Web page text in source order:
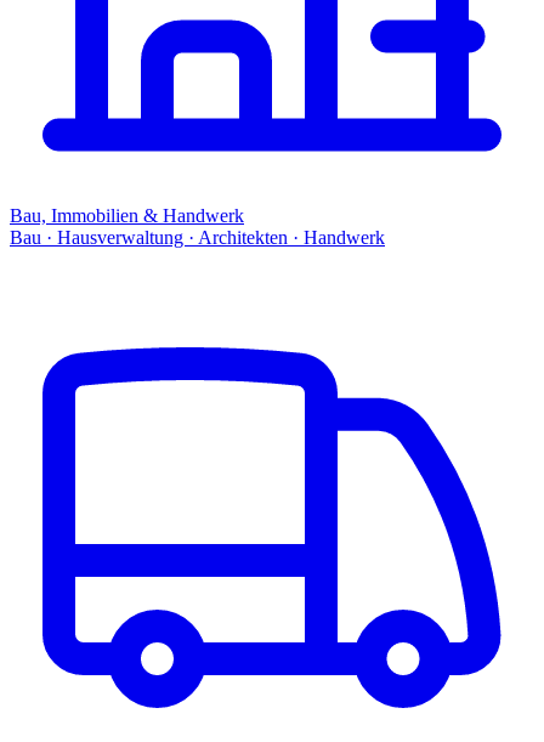
Bau, Immobilien & Handwerk
Bau · Hausverwaltung · Architekten · Handwerk